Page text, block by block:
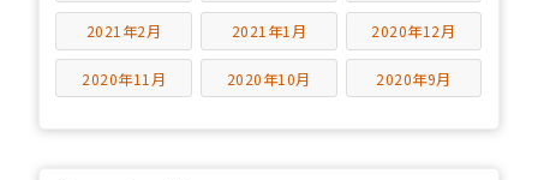
2021年2月 2021年1月 2020年12月
2020年11月 2020年10月 2020年9月